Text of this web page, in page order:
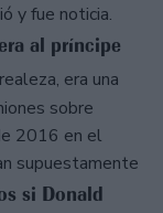
y fue noticia.
al príncipe
era una
sobre
2016 en el
supuestamente
si Donald